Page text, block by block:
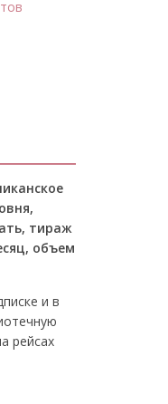
тираж
объем
и в
рейсах